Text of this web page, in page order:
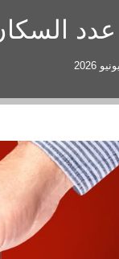
السكان في